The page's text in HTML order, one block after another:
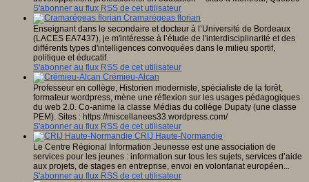
S'abonner au flux RSS de cet utilisateur
Cramarégeas florian
Enseignant dans le secondaire et docteur à l’Université de Bordeaux
(LACES EA7437), je m'intéresse à l’étude de l'interdisciplinarité et des
différents types d'intelligences convoquées dans le milieu sportif,
politique et éducatif.
S'abonner au flux RSS de cet utilisateur
Crémieu-Alcan
Professeur en collège, Historien moderniste, spécialiste de la forêt,
formateur wordpress, mène une réflexion sur les usages pédagogiques
du web 2.0. Co-anime la classe Médias du collège Dupaty (une classe
PEM). Sites : https://miscellanees33.wordpress.com/
S'abonner au flux RSS de cet utilisateur
CRIJ Haute-Normandie
Le Centre Régional Information Jeunesse est une association de
services pour les jeunes : information sur tous les sujets, services d’aide
aux projets, de stages en entreprise, envoi en volontariat européen...
S'abonner au flux RSS de cet utilisateur